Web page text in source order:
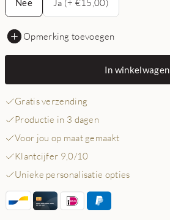
Opmerking toevoegen
In winkelwagen
Gratis verzending
Productie in 3 dagen
Voor jou op maat gemaakt
Klantcijfer 9,0/10
Unieke personalisatie opties